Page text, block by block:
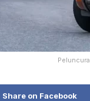
Share on Facebook